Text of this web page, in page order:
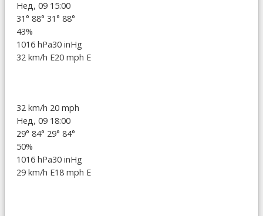
Нед, 09 15:00
31° 88° 31° 88°
43%
1016 hPa30 inHg
32 km/h E20 mph E
32 km/h 20 mph
Нед, 09 18:00
29° 84° 29° 84°
50%
1016 hPa30 inHg
29 km/h E18 mph E